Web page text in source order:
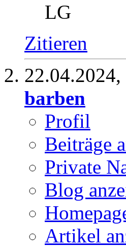
LG
Zitieren
22.04.2024,
barben
Profil
Beiträge
Private
Blog
Artikel